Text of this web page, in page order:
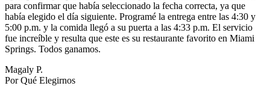
para confirmar que había seleccionado la fecha correcta, ya que
había elegido el día siguiente. Programé la entrega entre las 4:30 y
5:00 p.m. y la comida llegó a su puerta a las 4:33 p.m. El servicio
fue increíble y resulta que este es su restaurante favorito en Miami
Springs. Todos ganamos.
Magaly P.
Por Qué Elegirnos